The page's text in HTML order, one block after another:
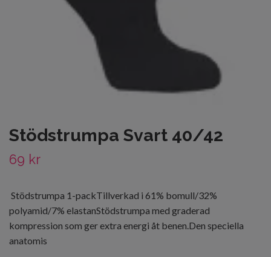
Stödstrumpa Svart 40/42
69 kr
Stödstrumpa 1-packTillverkad i 61% bomull/32%
polyamid/7% elastanStödstrumpa med graderad
kompression som ger extra energi åt benen.Den speciella
anatomis